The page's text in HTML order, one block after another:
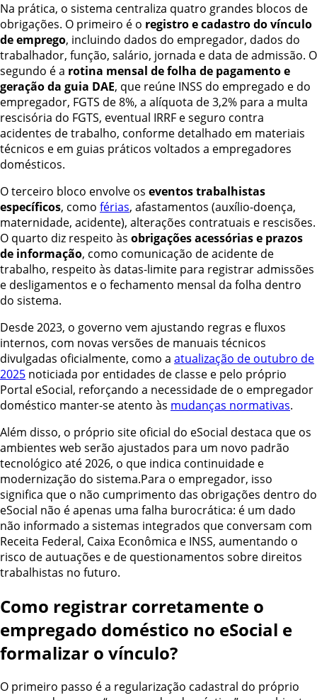
Na prática, o sistema centraliza quatro grandes blocos de
obrigações. O primeiro é o registro e cadastro do vínculo
de emprego, incluindo dados do empregador, dados do
trabalhador, função, salário, jornada e data de admissão. O
segundo é a rotina mensal de folha de pagamento e
geração da guia DAE, que reúne INSS do empregado e do
empregador, FGTS de 8%, a alíquota de 3,2% para a multa
rescisória do FGTS, eventual IRRF e seguro contra
acidentes de trabalho, conforme detalhado em materiais
técnicos e em guias práticos voltados a empregadores
domésticos.
O terceiro bloco envolve os eventos trabalhistas
específicos, como férias, afastamentos (auxílio-doença,
maternidade, acidente), alterações contratuais e rescisões.
O quarto diz respeito às obrigações acessórias e prazos
de informação, como comunicação de acidente de
trabalho, respeito às datas-limite para registrar admissões
e desligamentos e o fechamento mensal da folha dentro
do sistema.
Desde 2023, o governo vem ajustando regras e fluxos
internos, com novas versões de manuais técnicos
divulgadas oficialmente, como a atualização de outubro de
2025 noticiada por entidades de classe e pelo próprio
Portal eSocial, reforçando a necessidade de o empregador
doméstico manter-se atento às mudanças normativas.
Além disso, o próprio site oficial do eSocial destaca que os
ambientes web serão ajustados para um novo padrão
tecnológico até 2026, o que indica continuidade e
modernização do sistema.Para o empregador, isso
significa que o não cumprimento das obrigações dentro do
eSocial não é apenas uma falha burocrática: é um dado
não informado a sistemas integrados que conversam com
Receita Federal, Caixa Econômica e INSS, aumentando o
risco de autuações e de questionamentos sobre direitos
trabalhistas no futuro.
Como registrar corretamente o
empregado doméstico no eSocial e
formalizar o vínculo?
O primeiro passo é a regularização cadastral do próprio